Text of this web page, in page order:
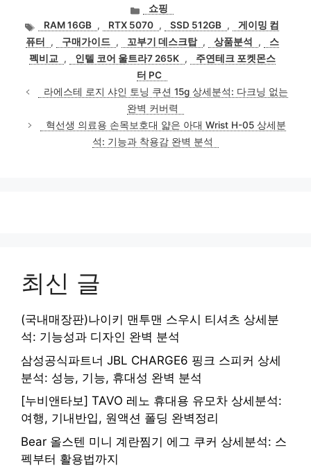
카
테
고
리
쇼핑
태
그
RAM 16GB , RTX 5070 , SSD 512GB ,
게이밍 컴
퓨터
, 구매가이드 , 꼬부기 데스크탑 , 상품분석 ,
스
펙비교 , 인텔 코어 울트라7 265K ,
주연테크 포켓몬스
터 PC
라에스테 로지 샤인 토닝 쿠션 15g 상세분석: 다크닝 없는
완벽 커버력
혁선생 의료용 손목보호대 얇은 아대 Wrist H-05 상세분
석: 기능과 착용감 완벽 분석
최신 글
(국내매장판)나이키 맨투맨 스우시 티셔츠 상세분
석: 기능성과 디자인 완벽 분석
삼성공식파트너 JBL CHARGE6 핑크 스피커 상세
분석: 성능, 기능, 휴대성 완벽 분석
[누비앤타보] TAVO 레노 휴대용 유모차 상세분석:
여행, 기내반입, 원액션 폴딩 완벽정리
Bear 올스텐 미니 계란찜기 에그 쿠커 상세분석: 스
펙부터 활용법까지